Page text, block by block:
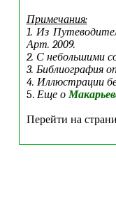
Примечания:
1. Из
Арт. 2009.
2. С небольшими
3. Библиография
4. Иллюстрации
5. Еще о
Перейти на